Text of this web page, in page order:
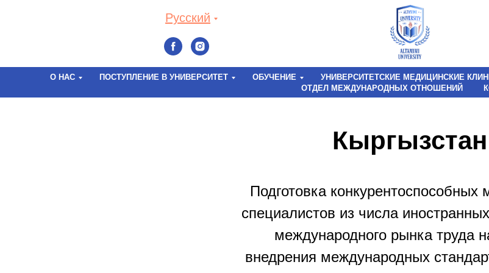
Русский
О НАС ПОСТУПЛЕНИЕ В УНИВЕРСИТЕТ ОБУЧЕНИЕ УНИВЕРСИТЕТСКИЕ МЕДИЦИНСКИЕ
ОТДЕЛ МЕЖДУНАРОДНЫХ ОТНОШЕНИЙ
Кыргызстан
Подготовка конкурентоспособных
специалистов из числа
международного рынка труда
внедрения международных